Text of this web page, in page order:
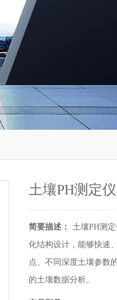
土壤PH测定仪
简要描述：
土壤PH测
化结构设计，能够快速
点、不同深度土壤参数
的土壤数据分析。